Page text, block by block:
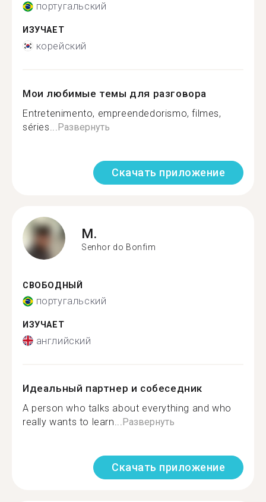
португальский
ИЗУЧАЕТ
корейский
Мои любимые темы для разговора
Entretenimento, empreendedorismo, filmes,
séries... Развернуть
Скачать приложение
M.
Senhor do Bonfim
СВОБОДНЫЙ
португальский
ИЗУЧАЕТ
английский
Идеальный партнер и собеседник
A person who talks about everything and who
really wants to learn... Развернуть
Скачать приложение